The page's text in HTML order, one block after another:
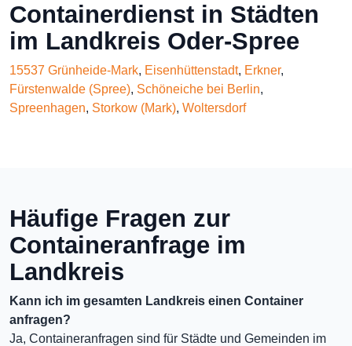
Containerdienst in Städten
im Landkreis Oder-Spree
15537 Grünheide-Mark, Eisenhüttenstadt, Erkner,
Fürstenwalde (Spree), Schöneiche bei Berlin,
Spreenhagen, Storkow (Mark), Woltersdorf
Häufige Fragen zur
Containeranfrage im
Landkreis
Kann ich im gesamten Landkreis einen Container
anfragen?
Ja, Containeranfragen sind für Städte und Gemeinden im